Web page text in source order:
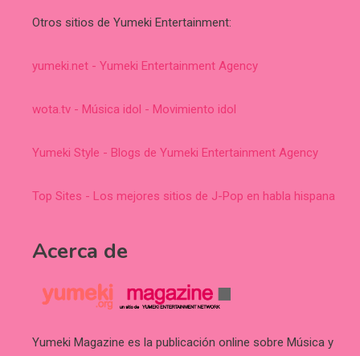
Otros sitios de Yumeki Entertainment:
yumeki.net - Yumeki Entertainment Agency
wota.tv - Música idol - Movimiento idol
Yumeki Style - Blogs de Yumeki Entertainment Agency
Top Sites - Los mejores sitios de J-Pop en habla hispana
Acerca de
Yumeki Magazine es la publicación online sobre Música y